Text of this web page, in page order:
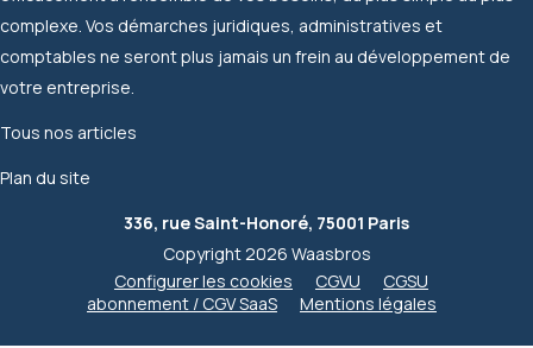
complexe. Vos démarches juridiques, administratives et
comptables ne seront plus jamais un frein au développement de
votre entreprise.
Tous nos articles
Plan du site
336, rue Saint-Honoré, 75001 Paris
Copyright 2026 Waasbros
Configurer les cookies
CGVU
CGSU
abonnement / CGV SaaS
Mentions légales